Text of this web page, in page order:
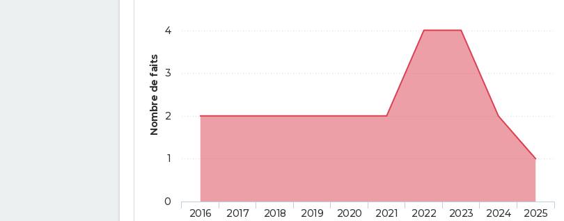
Nombre de faits
2016 2017 2018 2019 2020 2021 2022 2023 2024 2025
0
1
2
3
4